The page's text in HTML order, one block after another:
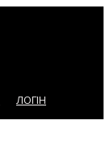
ЛОГІН